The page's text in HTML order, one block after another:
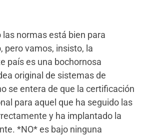
las normas está bien para
pero vamos, insisto, la
país es una bochornosa
original de sistemas de
se entera de que la certificación
para aquel que ha seguido las
y ha implantado la
*NO* es bajo ninguna